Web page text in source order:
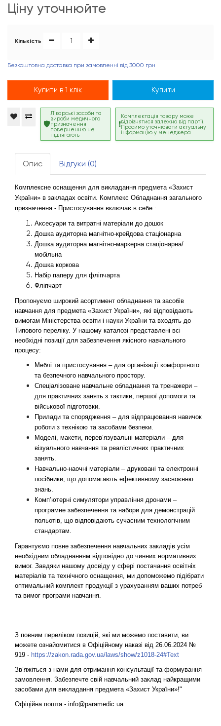
Ціну уточнюйте
Кількість
Безкоштовна доставка при замовленні від 3000 грн
Купити в 1 клік Купити
Лікарські засоби та
вироби медичного
призначення
поверненню не
підлягають
Комплектація товару може
відрізнятися залежно від партії.
Просимо уточнювати актуальну
інформацію у менеджера.
Опис Відгуки (0)
Комплексне оснащення для викладання предмета «Захист
України» в закладах освіти. Комплекс Обладнання загального
призначення - Пристосування включає в себе :
Аксесуари та витратні матеріали до дошок
Дошка аудиторна магнітно-крейдова стаціонарна
Дошка аудиторна магнітно-маркерна стаціонарна/
мобільна
Дошка коркова
Набір паперу для фліпчарта
Фліпчарт
Пропонуємо широкий асортимент обладнання та засобів
навчання для предмета «Захист України», які відповідають
вимогам Міністерства освіти і науки України та входять до
Типового переліку. У нашому каталозі представлені всі
необхідні позиції для забезпечення якісного навчального
процесу:
Меблі та пристосування – для організації комфортного
та безпечного навчального простору.
Спеціалізоване навчальне обладнання та тренажери –
для практичних занять з тактики, першої допомоги та
військової підготовки.
Прилади та спорядження – для відпрацювання навичок
роботи з технікою та засобами безпеки.
Моделі, макети, перев’язувальні матеріали – для
візуального навчання та реалістичних практичних
занять.
Навчально-наочні матеріали – друковані та електронні
посібники, що допомагають ефективному засвоєнню
знань.
Комп’ютерні симулятори управління дронами –
програмне забезпечення та набори для демонстрацій
польотів, що відповідають сучасним технологічним
стандартам.
Гарантуємо повне забезпечення навчальних закладів усім
необхідним обладнанням відповідно до чинних нормативних
вимог. Завдяки нашому досвіду у сфері постачання освітніх
матеріалів та технічного оснащення, ми допоможемо підібрати
оптимальний комплект продукції з урахуванням ваших потреб
та вимог програми навчання.
З повним переліком позицій, які ми можемо поставити, ви
можете ознайомитися в Офіційному наказі від 26.06.2024 №
919 - https://zakon.rada.gov.ua/laws/show/z1018-24#Text
Зв’яжіться з нами для отримання консультації та формування
замовлення. Забезпечте свій навчальний заклад найкращими
засобами для викладання предмета «Захист України»!"
Офіційна пошта - info@paramedic.ua